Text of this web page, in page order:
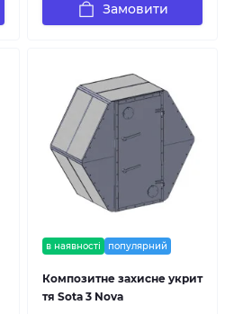
Замовити
в наявності популярний
Композитне захисне укрит
тя Sota 3 Nova